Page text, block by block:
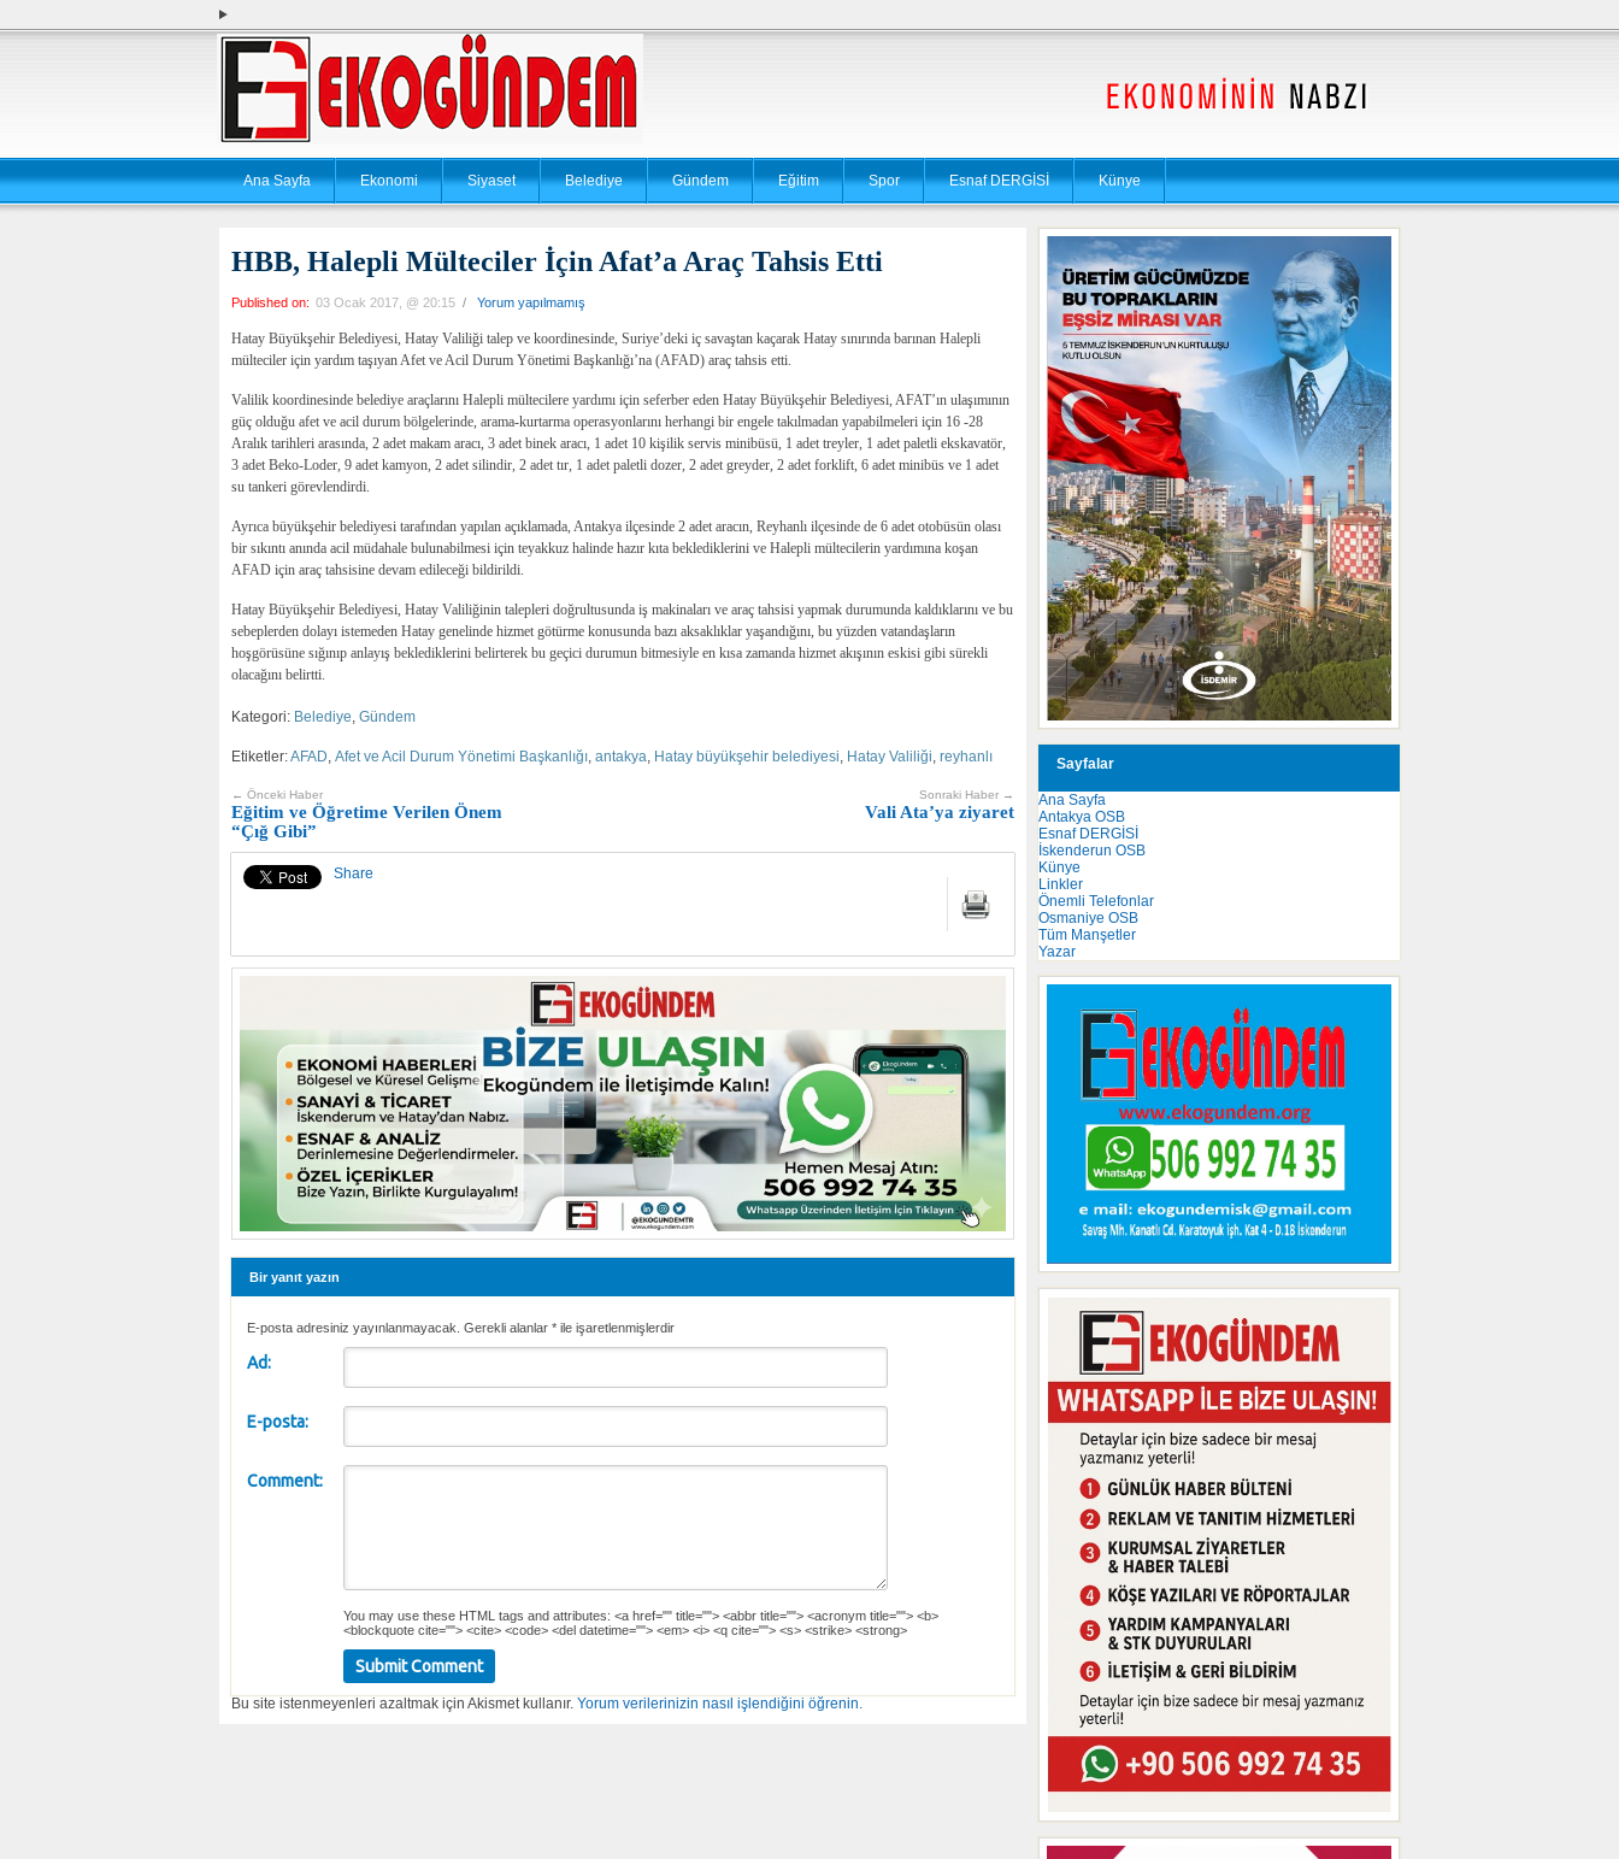
Ana Sayfa Ekonomi Siyaset Belediye Gündem Eğitim Spor Esnaf DERGİSİ Künye
HBB, Halepli Mülteciler İçin Afat’a Araç Tahsis Etti
Published on: 03 Ocak 2017, @ 20:15 / Yorum yapılmamış
Hatay Büyükşehir Belediyesi, Hatay Valiliği talep ve koordinesinde, Suriye’deki iç savaştan kaçarak Hatay sınırında barınan Halepli
mülteciler için yardım taşıyan Afet ve Acil Durum Yönetimi Başkanlığı’na (AFAD) araç tahsis etti.
Valilik koordinesinde belediye araçlarını Halepli mültecilere yardımı için seferber eden Hatay Büyükşehir Belediyesi, AFAT’ın ulaşımının
güç olduğu afet ve acil durum bölgelerinde, arama-kurtarma operasyonlarını herhangi bir engele takılmadan yapabilmeleri için 16 -28
Aralık tarihleri arasında, 2 adet makam aracı, 3 adet binek aracı, 1 adet 10 kişilik servis minibüsü, 1 adet treyler, 1 adet paletli ekskavatör,
3 adet Beko-Loder, 9 adet kamyon, 2 adet silindir, 2 adet tır, 1 adet paletli dozer, 2 adet greyder, 2 adet forklift, 6 adet minibüs ve 1 adet
su tankeri görevlendirdi.
Ayrıca büyükşehir belediyesi tarafından yapılan açıklamada, Antakya ilçesinde 2 adet aracın, Reyhanlı ilçesinde de 6 adet otobüsün olası
bir sıkıntı anında acil müdahale bulunabilmesi için teyakkuz halinde hazır kıta beklediklerini ve Halepli mültecilerin yardımına koşan
AFAD için araç tahsisine devam edileceği bildirildi.
Hatay Büyükşehir Belediyesi, Hatay Valiliğinin talepleri doğrultusunda iş makinaları ve araç tahsisi yapmak durumunda kaldıklarını ve bu
sebeplerden dolayı istemeden Hatay genelinde hizmet götürme konusunda bazı aksaklıklar yaşandığını, bu yüzden vatandaşların
hoşgörüsüne sığınıp anlayış beklediklerini belirterek bu geçici durumun bitmesiyle en kısa zamanda hizmet akışının eskisi gibi sürekli
olacağını belirtti.
Kategori: Belediye, Gündem
Etiketler:AFAD, Afet ve Acil Durum Yönetimi Başkanlığı, antakya, Hatay büyükşehir belediyesi, Hatay Valiliği, reyhanlı
Sonraki Haber →
Vali Ata’ya ziyaret
← Önceki Haber
Eğitim ve Öğretime Verilen Önem
“Çığ Gibi”
Share
Bir yanıt yazın
E-posta adresiniz yayınlanmayacak. Gerekli alanlar * ile işaretlenmişlerdir
Ad:
E-posta:
Comment:
You may use these HTML tags and attributes: <a href="" title=""> <abbr title=""> <acronym title=""> <b>
<blockquote cite=""> <cite> <code> <del datetime=""> <em> <i> <q cite=""> <s> <strike> <strong>
Bu site istenmeyenleri azaltmak için Akismet kullanır. Yorum verilerinizin nasıl işlendiğini öğrenin.
Sayfalar
Ana Sayfa
Antakya OSB
Esnaf DERGİSİ
İskenderun OSB
Künye
Linkler
Önemli Telefonlar
Osmaniye OSB
Tüm Manşetler
Yazar